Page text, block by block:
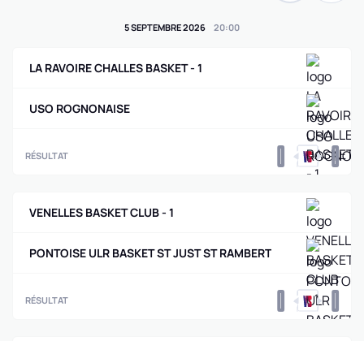
5 SEPTEMBRE 2026 20:00
LA RAVOIRE CHALLES BASKET - 1
USO ROGNONAISE
RÉSULTAT 0 0
VENELLES BASKET CLUB - 1
PONTOISE ULR BASKET ST JUST ST RAMBERT
RÉSULTAT 0 0